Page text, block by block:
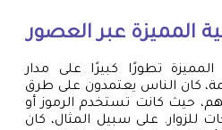
المميزة عبر العصور
تطورًا كبيرًا على مدار
كان الناس يعتمدون على طرق
حيث كانت تستخدم الرموز أو
للزوار. على سبيل المثال، كان